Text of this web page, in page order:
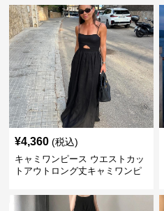
¥4,360 (税込)
キャミワンピース ウエストカッ
トアウトロング丈キャミワンピ